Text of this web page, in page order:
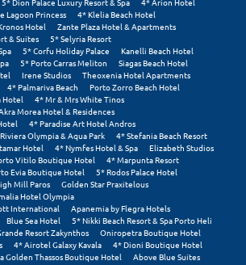
Lagoon Princess
4* Klelia Beach Hotel
Hotel
Zante Plaza Hotel & Apartments
& Suites
5* Selyria Resort
5* Corfu Holiday Palace
Kanelli Beach Hotel
5* Porto Carras Meliton
Siagas Beach Hotel
Irene Studios
Theoxenia Hotel Apartments
4* Palmariva Beach
Porto Zorro Beach Hotel
Hotel
4* Mr & Mrs White Tinos
Morea Hotel & Residences
4* Paradise Art Hotel Andros
Olympia & Aqua Park
4* Stefania Beach Resort
Hotel 4* Nymfes Hotel & Spa
Elizabeth Studios
Vitilo Boutique Hotel
4* Marpunta Resort
Evia Boutique Hotel
5* Rodos Palace Hotel
Mill Paros
Golden Star Praxitelous
Hotel Olympia
International
Apanemia by Flegra Hotels
Blue Sea Hotel
5* Nikki Beach Resort & Spa Porto Heli
Resort Zakynthos
Oniropetra Boutique Hotel
4* Airotel Galaxy Kavala
4* Dioni Boutique Hotel
Golden Thassos Boutique Hotel
Above Blue Suites